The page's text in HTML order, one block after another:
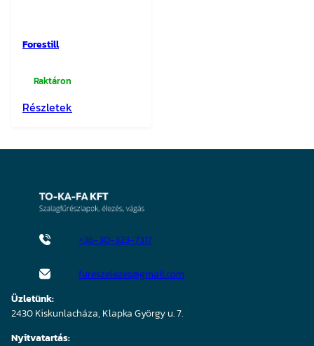
Forestill
Raktáron
Részletek
+36-30-323-7317
fureszelezes@gmail.com
Üzletünk:
2430 Kiskunlacháza, Klapka György u. 7.
Nyitvatartás: